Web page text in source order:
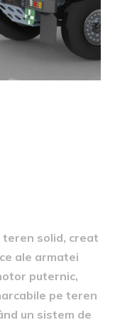
teren solid, creat
ale armatei
puternic,
pe teren
un sistem de